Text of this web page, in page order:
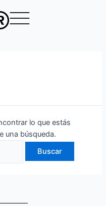
lo que estás
una búsqueda.